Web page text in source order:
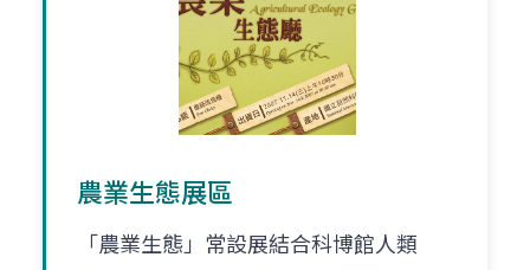
農業生態展區
「農業生態」常設展結合科博館人類